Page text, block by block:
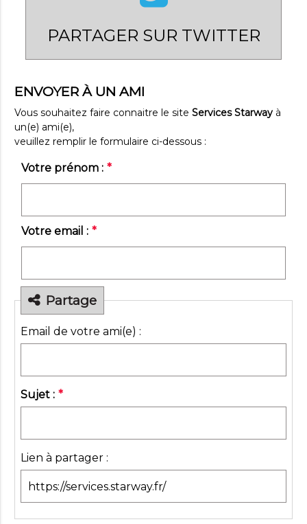
PARTAGER SUR TWITTER
ENVOYER À UN AMI
Vous souhaitez faire connaitre le site Services Starway à
un(e) ami(e),
veuillez remplir le formulaire ci-dessous :
Champ
obligatoire
Votre prénom : *
Champ
obligatoire
Votre email : *
Partage
Email de votre ami(e) :
Champ
obligatoire
Sujet : *
Lien à partager :